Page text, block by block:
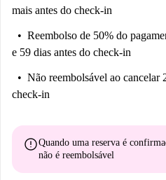
mais antes do check-in
Reembolso de 50% do
e 59 dias antes do check-in
Não reembolsável ao cancelar
check-in
errorQuando uma reserva é
não é reembolsável